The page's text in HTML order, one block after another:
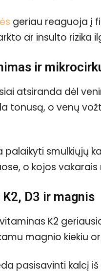
geriau reaguoja į
ar insulto rizika
ir
atsiranda dėl
tonusą, o venų
smulkiųjų
o kojos
D3 ir magnis
K2
magnio kiekiu
pasisavinti kalcį